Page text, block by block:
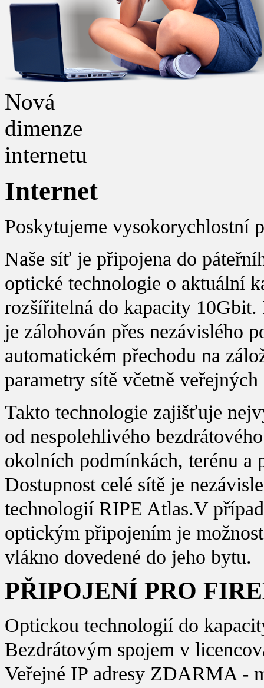
Nová
dimenze
internetu
Internet
Poskytujeme vysokorychlostní
Naše síť je připojena do
optické technologie o aktuální
rozšířitelná do kapacity
je zálohován přes nezávislého
automatickém přechodu na
parametry sítě včetně veřejných
Takto technologie zajišťuje
od nespolehlivého
okolních podmínkách, terénu
Dostupnost celé sítě je
technologií RIPE Atlas.V
optickým připojením je
vlákno dovedené do jeho bytu.
PŘIPOJENÍ PRO
Optickou technologií do
Bezdrátovým spojem v
Veřejné IP adresy ZDARMA -